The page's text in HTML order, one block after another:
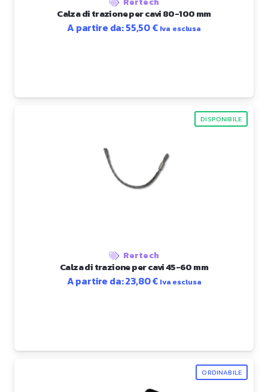
Calza di trazione per cavi 80-100 mm
A partire da:55,50€ Iva esclusa
DISPONIBILE
Rertech
Calza di trazione per cavi 45-60 mm
A partire da:23,80€ Iva esclusa
ORDINABILE